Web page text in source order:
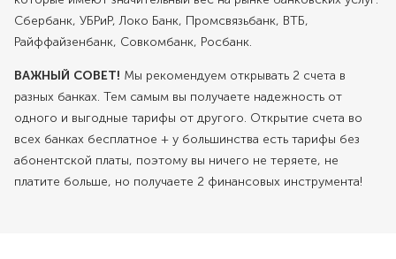
Сбербанк, УБРиР, Локо Банк, Промсвязьбанк, ВТБ,
Райффайзенбанк, Совкомбанк, Росбанк.
ВАЖНЫЙ СОВЕТ! Мы рекомендуем открывать 2 счета в
разных банках. Тем самым вы получаете надежность от
одного и выгодные тарифы от другого. Открытие счета во
всех банках бесплатное + у большинства есть тарифы без
абонентской платы, поэтому вы ничего не теряете, не
платите больше, но получаете 2 финансовых инструмента!